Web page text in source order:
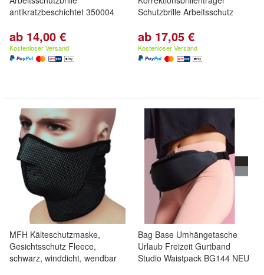
antikratzbeschichtet 350004
ab 14,00 €
Kostenloser Versand
Schutzbrille Arbeitsschutz
ab 17,05 €
Kostenloser Versand
MFH Kälteschutzmaske,
Gesichtsschutz Fleece,
schwarz, winddicht, wendbar
Bag Base Umhängetasche
Urlaub Freizeit Gurtband
Studio Waistpack BG144 NEU